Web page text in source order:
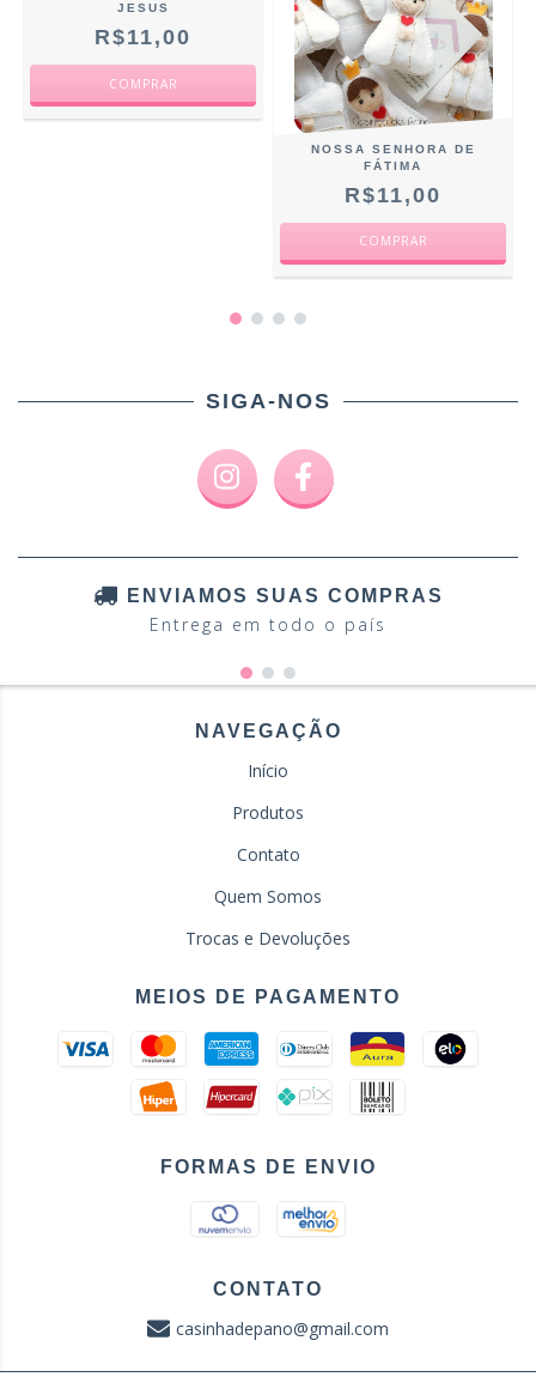
JESUS
R$11,00
NOSSA SENHORA DE
FÁTIMA
R$11,00
SIGA-NOS
ENVIAMOS SUAS COMPRAS
Entrega em todo o país
NAVEGAÇÃO
Início
Produtos
Contato
Quem Somos
Trocas e Devoluções
MEIOS DE PAGAMENTO
FORMAS DE ENVIO
CONTATO
casinhadepano@gmail.com